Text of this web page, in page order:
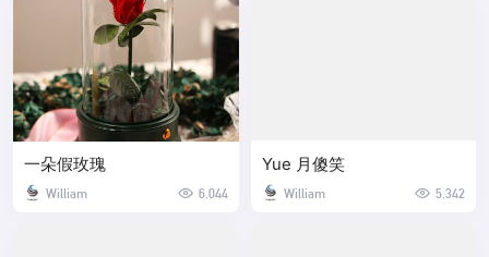
一朵假玫瑰
William 6,044
Yue 月傻笑
William 5,342